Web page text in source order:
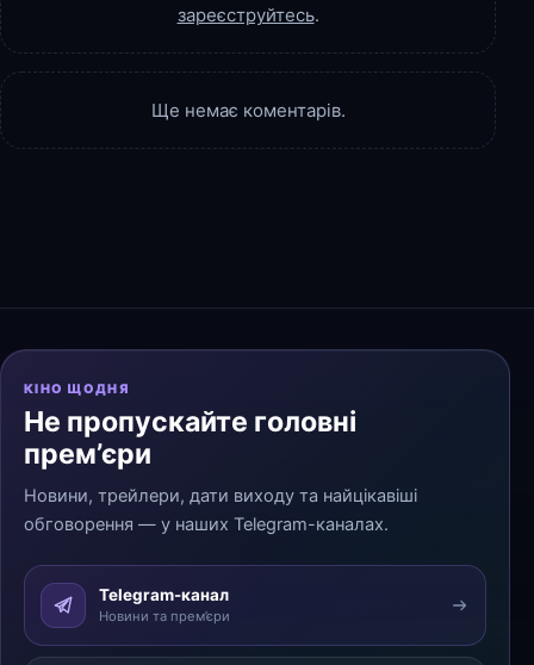
зареєструйтесь.
Ще немає коментарів.
КІНО ЩОДНЯ
Не пропускайте головні
прем’єри
Новини, трейлери, дати виходу та найцікавіші
обговорення — у наших Telegram-каналах.
Telegram-канал
Новини та прем’єри